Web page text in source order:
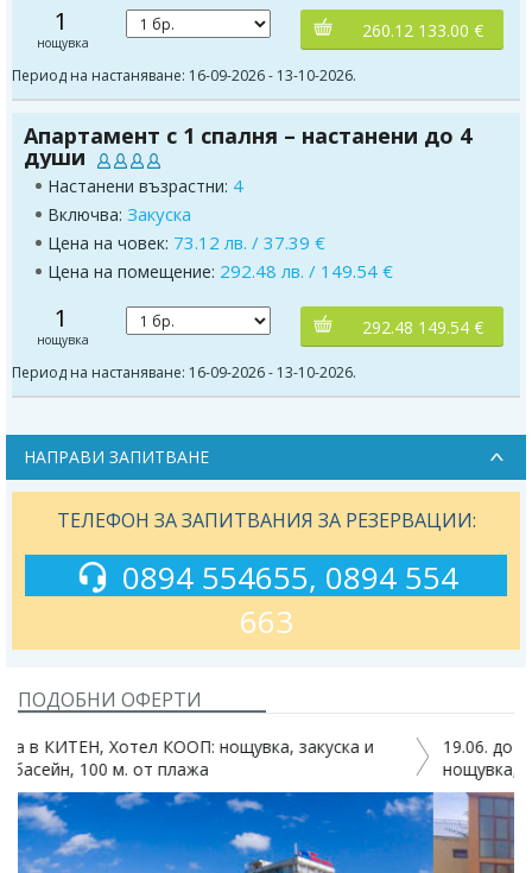
1
нощувка
260.12 133.00 €
Период на настаняване: 16-09-2026 - 13-10-2026.
Апартамент с 1 спалня – настанени до 4
души
Настанени възрастни: 4
Включва: Закуска
Цена на човек: 73.12 лв. / 37.39 €
Цена на помещение: 292.48 лв. / 149.54 €
1
нощувка
292.48 149.54 €
Период на настаняване: 16-09-2026 - 13-10-2026.
НАПРАВИ ЗАПИТВАНЕ
ТЕЛЕФОН ЗА ЗАПИТВАНИЯ ЗА РЕЗЕРВАЦИИ:
0894 554655, 0894 554
663
ПОДОБНИ ОФЕРТИ
19.06. до 08.09. в хотел Sunny Paradise 3*, Китен:
нощувка,закуска,обяд,вечеря, басейн